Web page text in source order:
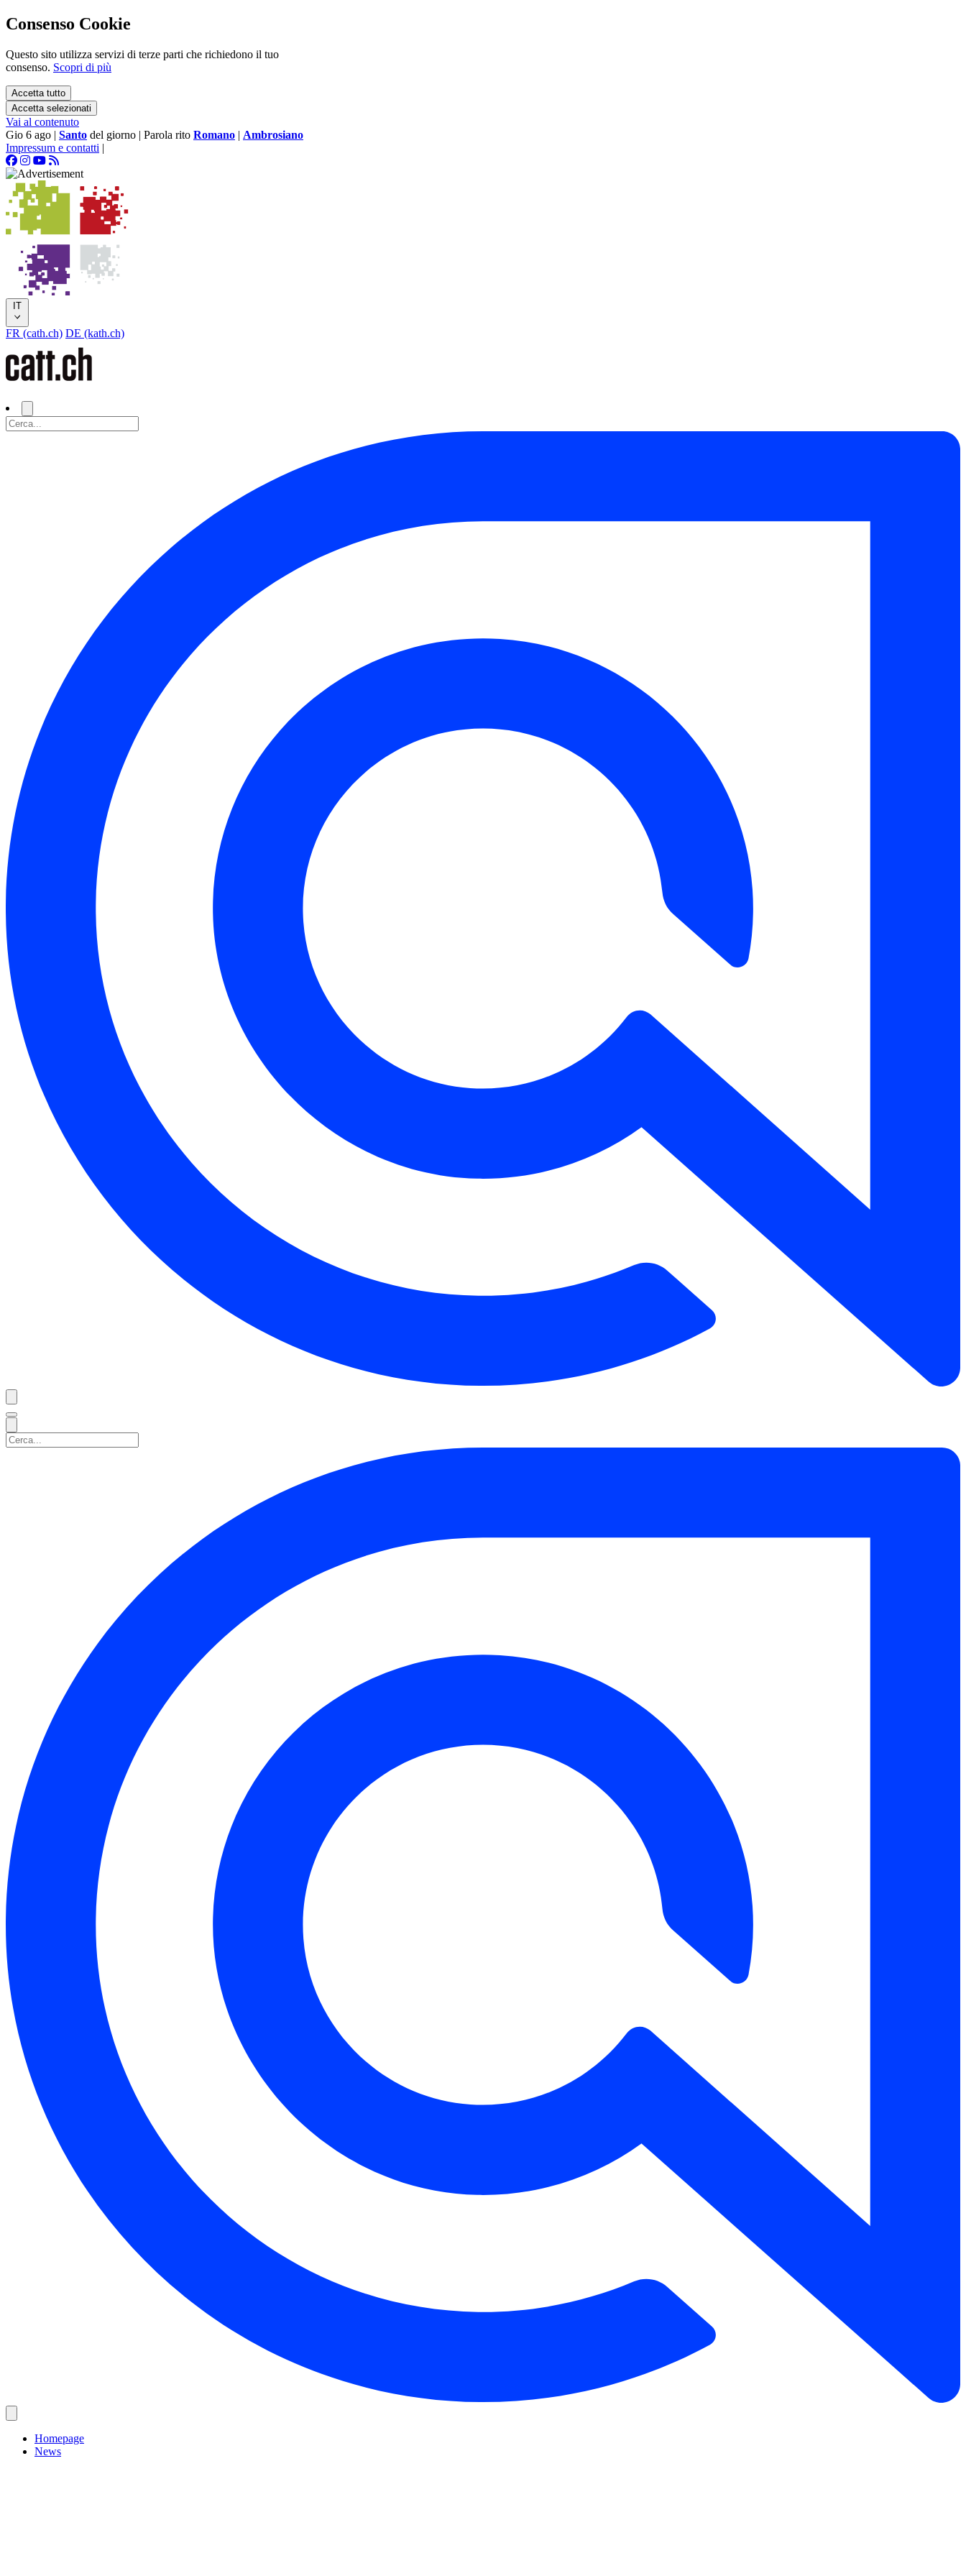
Consenso Cookie
Questo sito utilizza servizi di terze parti che richiedono il tuo
consenso. Scopri di più
Accetta tutto
Accetta selezionati
Vai al contenuto
Gio 6 ago | Santo del giorno | Parola rito Romano | Ambrosiano
Impressum e contatti |
IT
FR (cath.ch) DE (kath.ch)
Homepage
News